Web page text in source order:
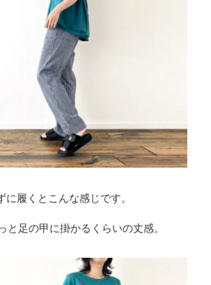
に履くとこんな感じです。
と足の甲に掛かるくらいの丈感。